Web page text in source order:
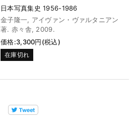
日本写真集史 1956-1986
金子隆一, アイヴァン・ヴァルタニアン
著. 赤々舎, 2009.
価格:3,300円(税込)
在庫切れ